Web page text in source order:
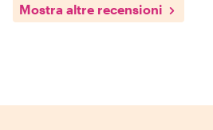
Mostra altre recensioni